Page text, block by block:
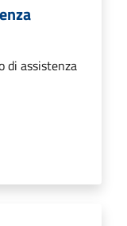
di assistenza